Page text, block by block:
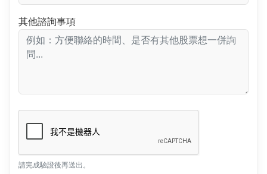
其他諮詢事項
請完成驗證後再送出。